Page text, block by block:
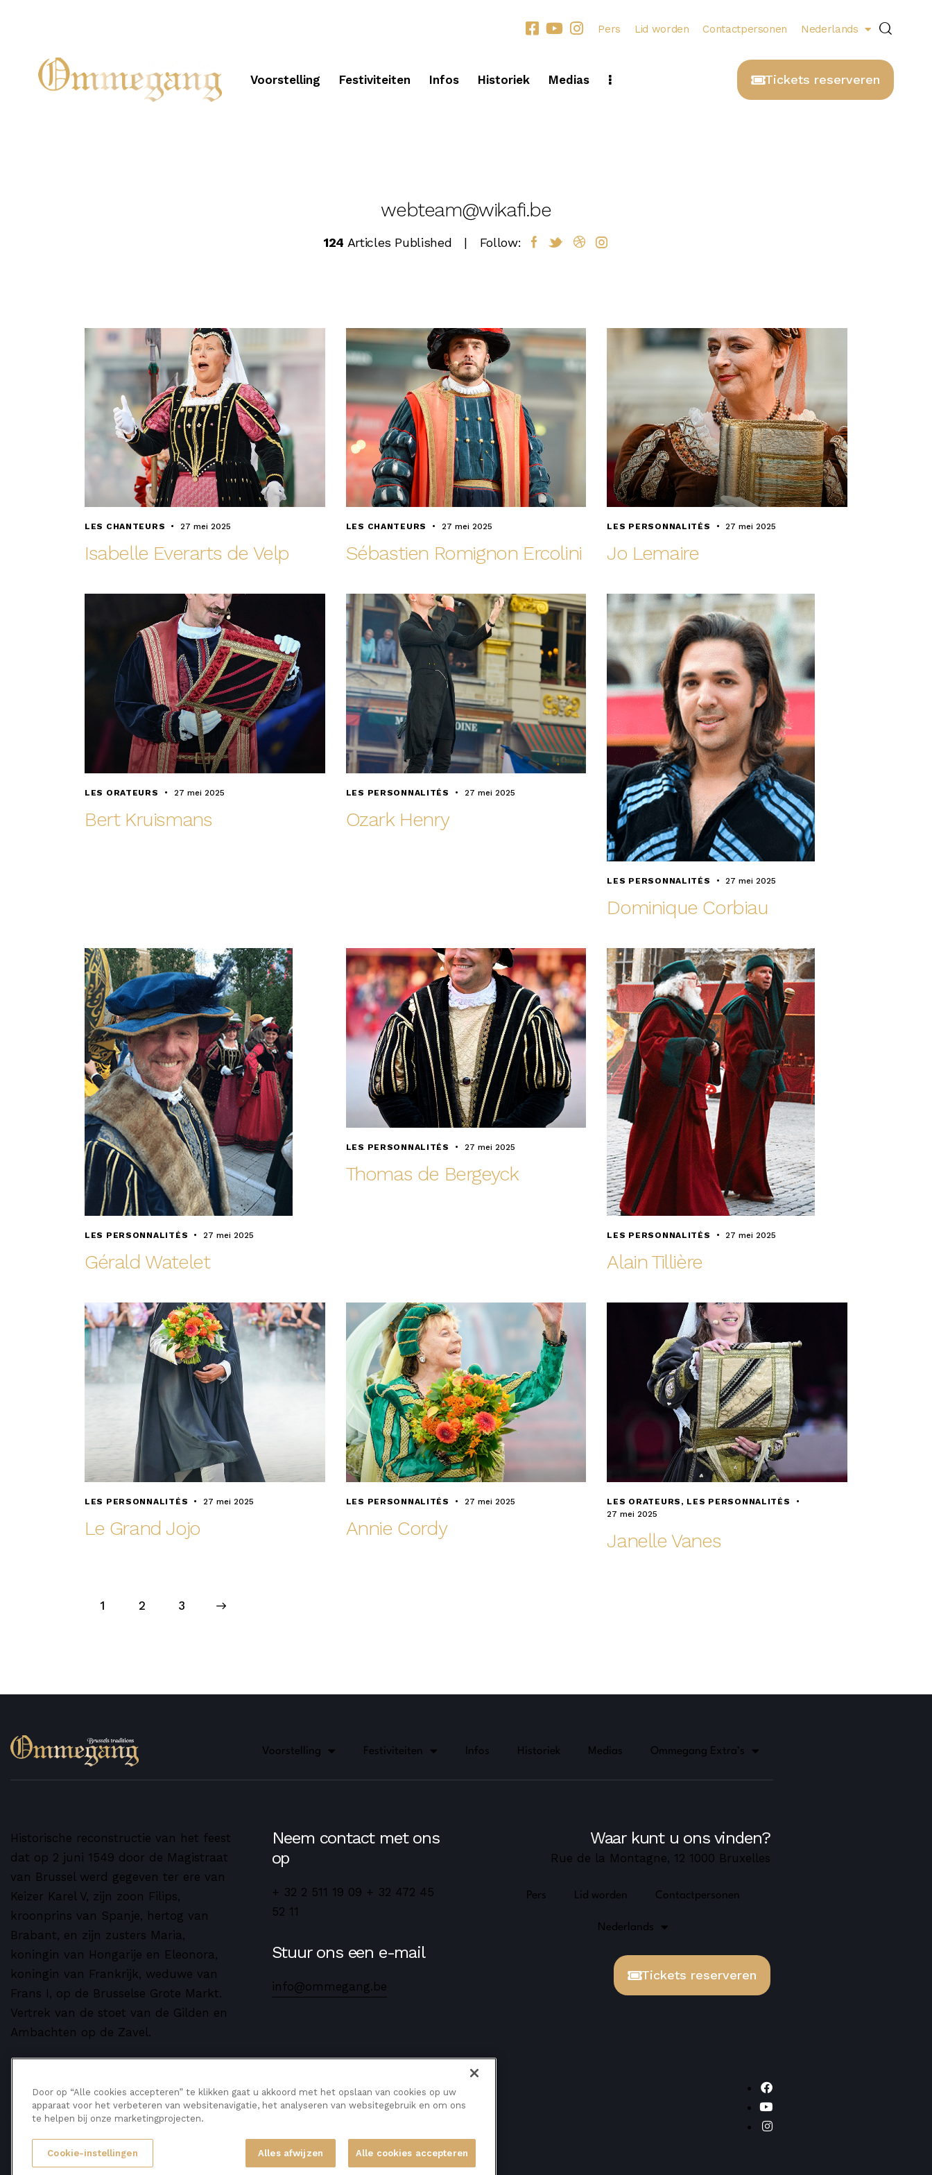
Pers Lid worden Contactpersonen Nederlands
Voorstelling Festiviteiten Infos Historiek Medias Tickets reserveren
webteam@wikafi.be
124 Articles Published Follow:
LES CHANTEURS 27 mei 2025
Isabelle Everarts de Velp
LES CHANTEURS 27 mei 2025
Sébastien Romignon Ercolini
LES PERSONNALITÉS 27 mei 2025
Jo Lemaire
LES ORATEURS 27 mei 2025
Bert Kruismans
LES PERSONNALITÉS 27 mei 2025
Ozark Henry
LES PERSONNALITÉS 27 mei 2025
Dominique Corbiau
LES PERSONNALITÉS 27 mei 2025
Gérald Watelet
LES PERSONNALITÉS 27 mei 2025
Thomas de Bergeyck
LES PERSONNALITÉS 27 mei 2025
Alain Tillière
LES PERSONNALITÉS 27 mei 2025
Le Grand Jojo
LES PERSONNALITÉS 27 mei 2025
Annie Cordy
LES ORATEURS , LES PERSONNALITÉS
27 mei 2025
Janelle Vanes
1 2 3
Voorstelling Festiviteiten Infos Historiek Medias Ommegang Extra’s
Historische reconstructie van het feest
dat op 2 juni 1549 door de Magistraat
van Brussel werd gegeven ter ere van
Keizer Karel V, zijn zoon Filips,
kroonprins van Spanje, hertog van
Brabant, en zijn zusters Maria,
koningin van Hongarije en Eleonora,
koningin van Frankrijk, weduwe van
Frans I, op de Brusselse Grote Markt.
Vertrek van de stoet van de Gilden en
Ambachten op de Zavel.
Neem contact met ons
op
+ 32 2 511 19 09 + 32 472 45
52 11
Stuur ons een e-mail
info@ommegang.be
Waar kunt u ons vinden?
Rue de la Montagne, 12 1000 Bruxelles
Pers Lid worden Contactpersonen
Nederlands
Tickets reserveren
Copyright © Ommmegang2025
Door op “Alle cookies accepteren” te klikken gaat u akkoord met het opslaan van cookies op uw
apparaat voor het verbeteren van websitenavigatie, het analyseren van websitegebruik en om ons
te helpen bij onze marketingprojecten.
Cookie-instellingen Alles afwijzen Alle cookies accepteren